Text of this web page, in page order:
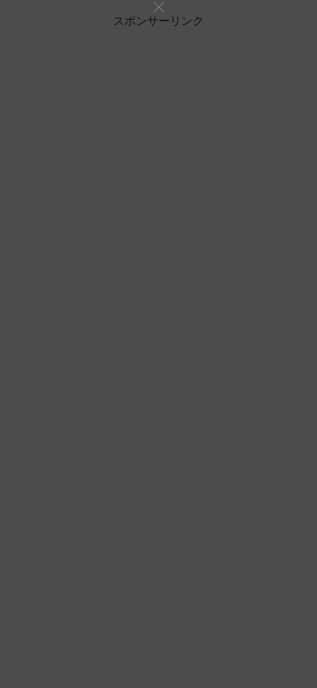
スポンサーリンク